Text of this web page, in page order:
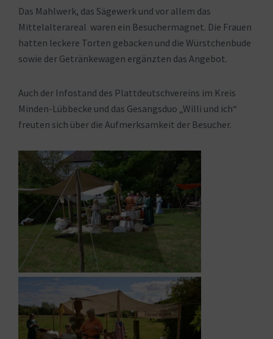
Das Mahlwerk, das Sägewerk und vor allem das
Mittelalterareal waren ein Besuchermagnet. Die Frauen
hatten leckere Torten gebacken und die Würstchenbude
sowie der Getränkewagen ergänzten das Angebot.
Auch der Infostand des Plattdeutschvereins im Kreis
Minden-Lübbecke und das Gesangsduo „Willi und ich“
freuten sich über die Aufmerksamkeit der Besucher.